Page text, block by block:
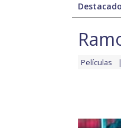
Películas